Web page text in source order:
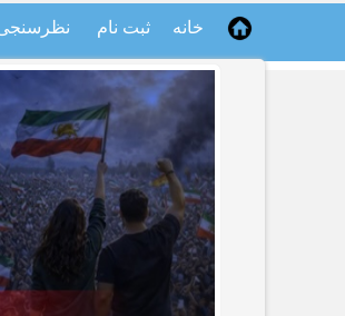
خانه ثبت نام